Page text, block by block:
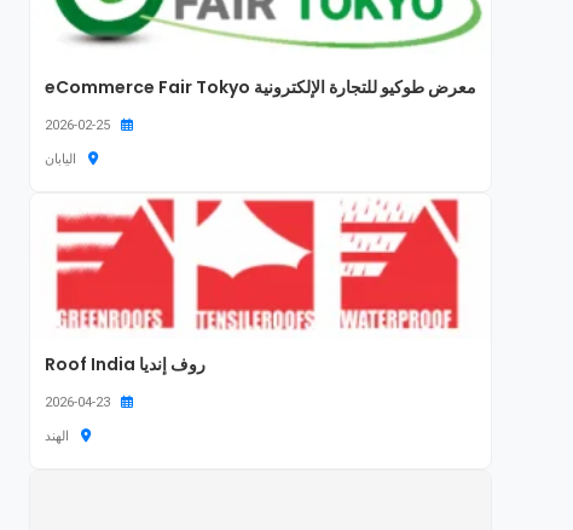
معرض طوكيو للتجارة الإلكترونية eCommerce Fair Tokyo
2026-02-25
اليابان
روف إنديا Roof India
2026-04-23
الهند